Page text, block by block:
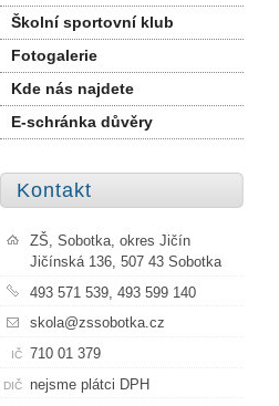
Školní sportovní klub
Fotogalerie
Kde nás najdete
E-schránka důvěry
Kontakt
ZŠ, Sobotka, okres Jičín
Jičínská 136, 507 43 Sobotka
493 571 539, 493 599 140
skola@zssobotka.cz
IČ 710 01 379
DIČ nejsme plátci DPH